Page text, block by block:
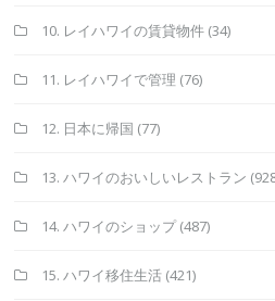
10. レイハワイの賃貸物件 (34)
11. レイハワイで管理 (76)
12. 日本に帰国 (77)
13. ハワイのおいしいレストラン
14. ハワイのショップ(487)
15. ハワイ移住生活 (421)